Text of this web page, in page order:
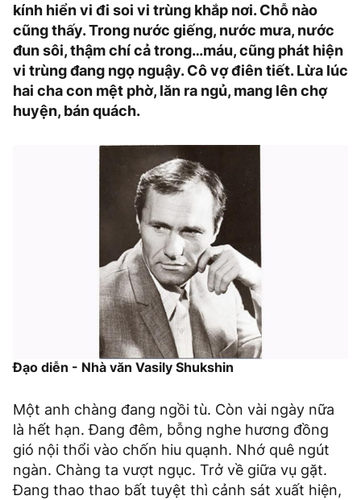
kính hiển vi đi soi vi trùng khắp nơi. Chỗ nào
cũng thấy. Trong nước giếng, nước mưa, nước
đun sôi, thậm chí cả trong…máu, cũng phát hiện
vi trùng đang ngọ nguậy. Cô vợ điên tiết. Lừa lúc
hai cha con mệt phờ, lăn ra ngủ, mang lên chợ
huyện, bán quách.
Đạo diễn - Nhà văn Vasily Shukshin
Một anh chàng đang ngồi tù. Còn vài ngày nữa
là hết hạn. Đang đêm, bỗng nghe hương đồng
gió nội thổi vào chốn hiu quạnh. Nhớ quê ngút
ngàn. Chàng ta vượt ngục. Trở về giữa vụ gặt.
Đang thao thao bất tuyệt thì cảnh sát xuất hiện,